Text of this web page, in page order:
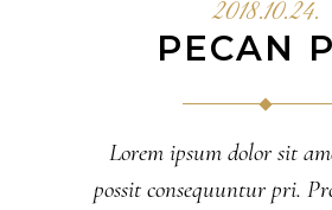
2018.10.24.
PECAN
Lorem ipsum dolor sit
possit consequuntur pri.